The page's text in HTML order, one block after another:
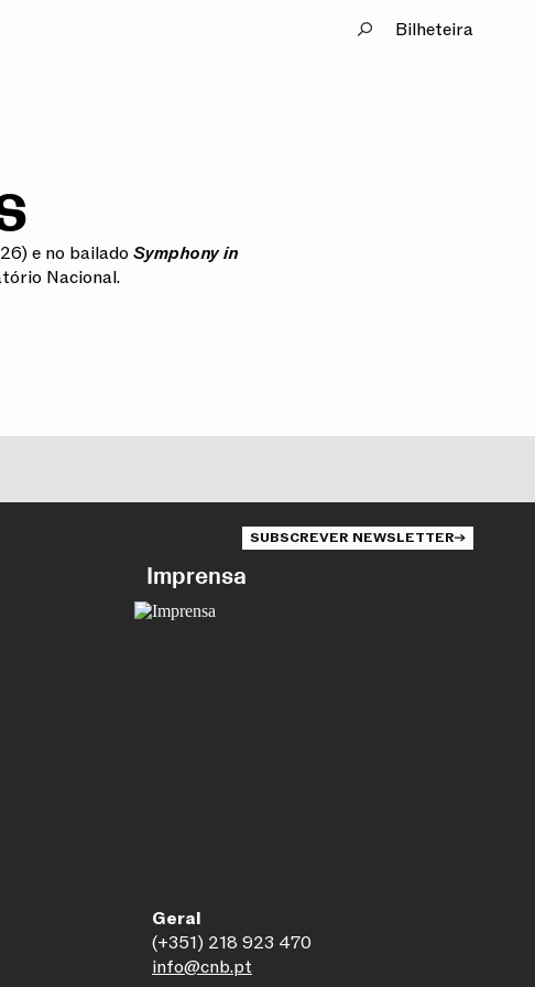
Bilheteira
e no bailadoSymphony in
Nacional.
SUBSCREVER NEWSLETTER
Imprensa
Geral
(+351) 218 923 470
info@cnb.pt